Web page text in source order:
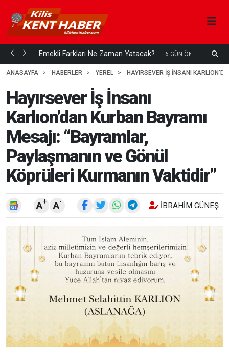
mi... Emekli Farkları Ne Zaman Yatacak? 6 GÜN ÖNCE
ANASAYFA
HABERLER YEREL HAYIRSEVER İŞ İNSANI
Hayırsever İş İnsanı
Karlıon’dan Kurban Bayramı
Mesajı: “Bayramlar,
Paylaşmanın ve Gönül
Köprüleri Kurmanın Vaktidir”
A+ A- İBRAHIM GÜNEŞ